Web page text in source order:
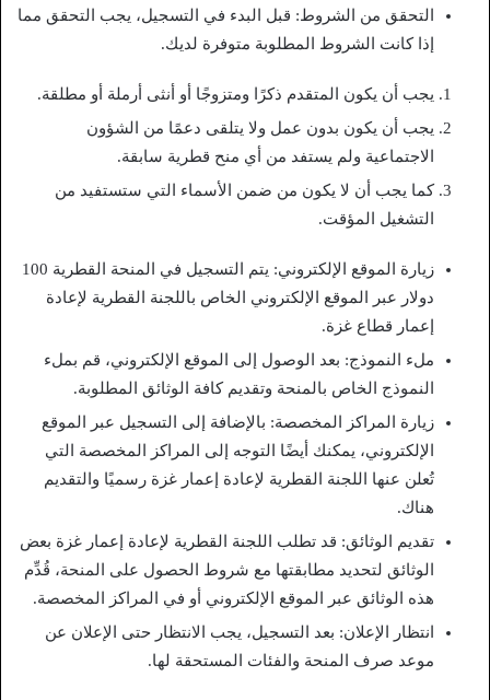
التحقق من الشروط: قبل البدء في التسجيل، يجب التحقق مما
إذا كانت الشروط المطلوبة متوفرة لديك.
يجب أن يكون المتقدم ذكرًا ومتزوجًا أو أنثى أرملة أو مطلقة.
يجب أن يكون بدون عمل ولا يتلقى دعمًا من الشؤون
الاجتماعية ولم يستفد من أي منح قطرية سابقة.
كما يجب أن لا يكون من ضمن الأسماء التي ستستفيد من
التشغيل المؤقت.
زيارة الموقع الإلكتروني: يتم التسجيل في المنحة القطرية 100
دولار عبر الموقع الإلكتروني الخاص باللجنة القطرية لإعادة
إعمار قطاع غزة.
ملء النموذج: بعد الوصول إلى الموقع الإلكتروني، قم بملء
النموذج الخاص بالمنحة وتقديم كافة الوثائق المطلوبة.
زيارة المراكز المخصصة: بالإضافة إلى التسجيل عبر الموقع
الإلكتروني، يمكنك أيضًا التوجه إلى المراكز المخصصة التي
تُعلن عنها اللجنة القطرية لإعادة إعمار غزة رسميًا والتقديم
هناك.
تقديم الوثائق: قد تطلب اللجنة القطرية لإعادة إعمار غزة بعض
الوثائق لتحديد مطابقتها مع شروط الحصول على المنحة، قُدِّم
هذه الوثائق عبر الموقع الإلكتروني أو في المراكز المخصصة.
انتظار الإعلان: بعد التسجيل، يجب الانتظار حتى الإعلان عن
موعد صرف المنحة والفئات المستحقة لها.